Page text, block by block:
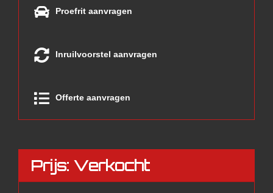
Proefrit aanvragen
Inruilvoorstel aanvragen
Offerte aanvragen
Prijs: Verkocht